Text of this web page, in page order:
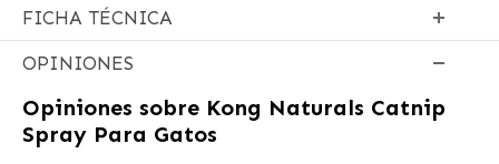
FICHA TÉCNICA
OPINIONES
Opiniones sobre Kong Naturals Catnip
Spray Para Gatos